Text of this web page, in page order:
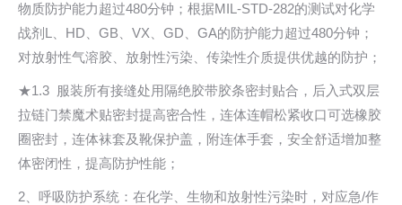
物质防护能力超过480分钟；根据MIL-STD-282的测试对化学
战剂L、HD、GB、VX、GD、GA的防护能力超过480分钟；
对放射性气溶胶、放射性污染、传染性介质提供优越的防护；
★1.3 服装所有接缝处用隔绝胶带胶条密封贴合，后入式双层
拉链门禁魔术贴密封提高密合性，连体连帽松紧收口可选橡胶
圈密封，连体袜套及靴保护盖，附连体手套，安全舒适增加整
体密闭性，提高防护性能；
2、呼吸防护系统：在化学、生物和放射性污染时，对应急/作